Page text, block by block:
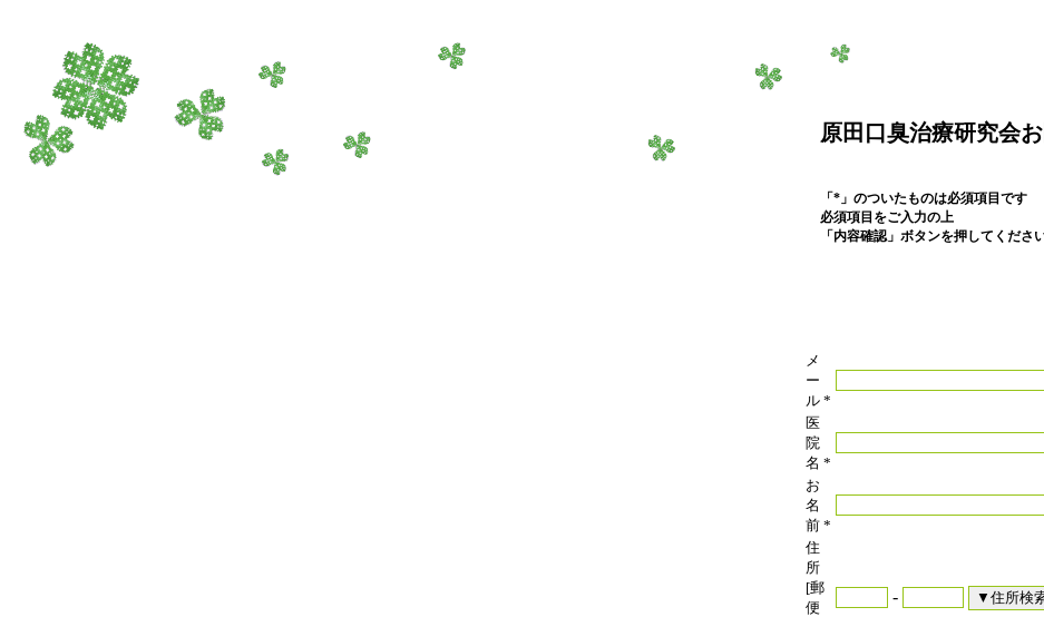
原田口臭治療研究会
「*」のついたものは必須項目です
必須項目をご入力の上
「内容確認」ボタンを押してください
メ
ー
ル *
医
院
名 *
お
名
前 *
住
所
[郵
便
-